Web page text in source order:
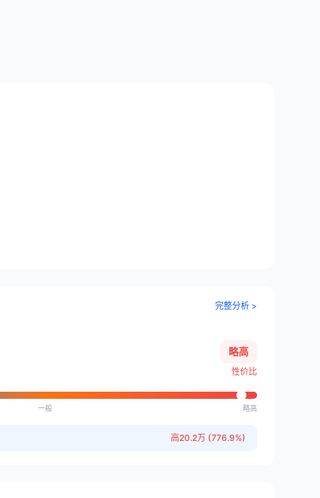
完整分析 >
略高
性价比
一般 略高
高20.2万 (776.9%)